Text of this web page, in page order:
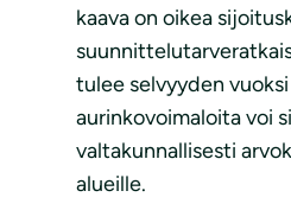
kaava on oikea
tulee selvyyden
aurinkovoimaloita voi
valtakunnallisesti
alueille.